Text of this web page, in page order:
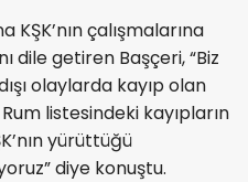
KŞK’nın çalışmalarına
dile getiren Başçeri, “Biz
olaylarda kayıp olan
listesindeki kayıpların
yürüttüğü
diye konuştu.